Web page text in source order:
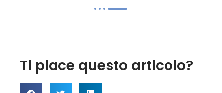
Ti piace questo articolo?